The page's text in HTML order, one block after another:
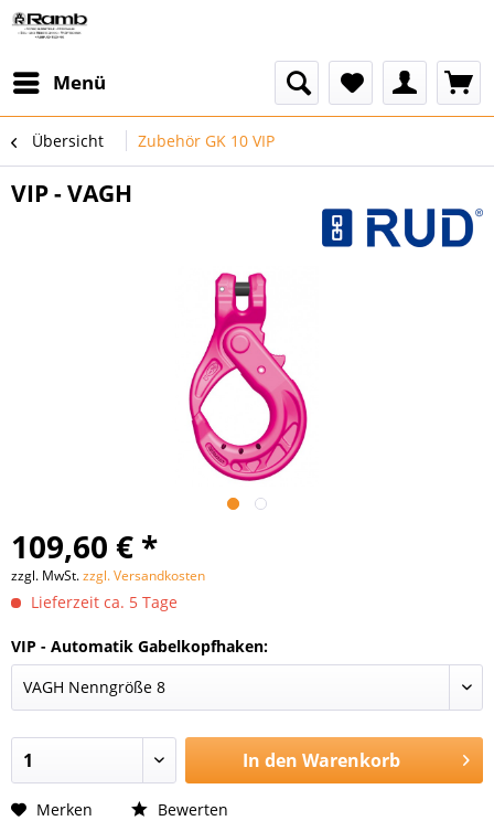
Menü
Übersicht Zubehör GK 10 VIP
VIP - VAGH
109,60 € *
zzgl. MwSt.zzgl. Versandkosten
Lieferzeit ca. 5 Tage
VIP - Automatik Gabelkopfhaken:
In den Warenkorb
Merken Bewerten